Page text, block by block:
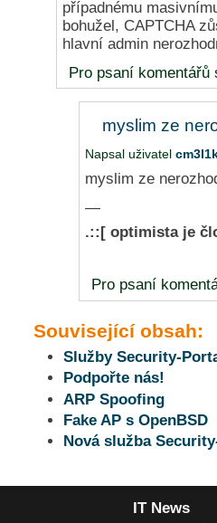
případnému
bohužel, CAPTCHA
hlavní admin
Pro psaní
myslim ze
Napsal uživatel
myslim ze
—
.::[ optimista je
Pro psaní
Související obsah:
Služby Security-
Podpořte nás!
ARP Spoofing
Fake AP s OpenBSD
Nová služba
IT News